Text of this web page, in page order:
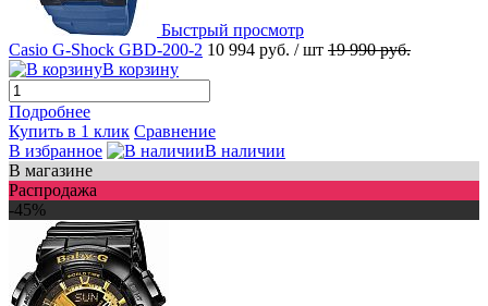
Быстрый просмотр
Casio G-Shock GBD-200-2 10 994 руб. / шт 19 990 руб.
В корзину
Подробнее
Купить в 1 клик Сравнение
В избранное
В наличии
В магазине
Распродажа
-45%